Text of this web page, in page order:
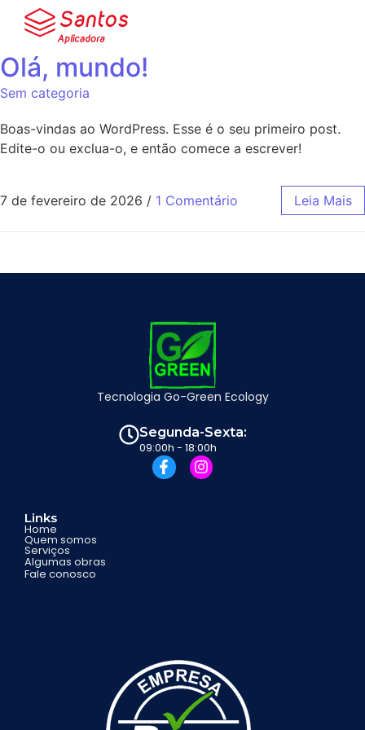
Olá, mundo!
Sem categoria
Boas-vindas ao WordPress. Esse é o seu primeiro post.
Edite-o ou exclua-o, e então comece a escrever!
7 de fevereiro de 2026 / 1 Comentário Leia Mais
Tecnologia Go-Green Ecology
Segunda-Sexta:
09:00h - 18:00h
Links
Home
Quem somos
Serviços
Algumas obras
Fale conosco